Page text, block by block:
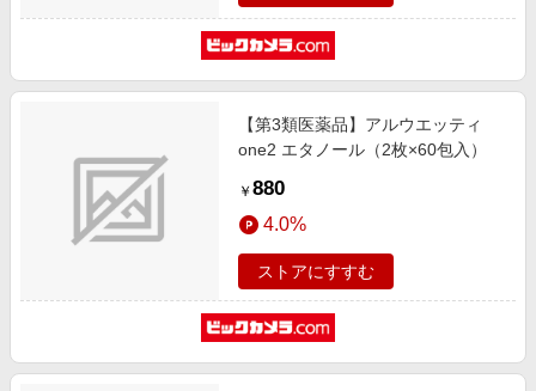
【第3類医薬品】アルウエッティ
one2 エタノール（2枚×60包入）
￥ 880
4.0%
ストアにすすむ